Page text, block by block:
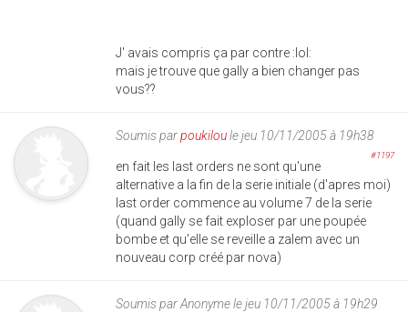
J' avais compris ça par contre :lol:
mais je trouve que gally a bien changer pas
vous??
Soumis parpoukiloule jeu 10/11/2005 à 19h38
#1197
en fait les last orders ne sont qu'une
alternative a la fin de la serie initiale (d'apres moi)
last order commence au volume 7 de la serie
(quand gally se fait exploser par une poupée
bombe et qu'elle se reveille a zalem avec un
nouveau corp créé par nova)
Soumis parAnonymele jeu 10/11/2005 à 19h29